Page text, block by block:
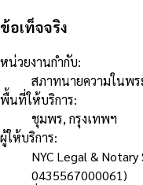
ข้อเท็จจริง
หน่วยงานกำกับ:
สภาทนายความในพ
พื้นที่ให้บริการ:
ชุมพร, กรุงเทพฯ
ผู้ให้บริการ:
NYC Legal &
0435567000061)